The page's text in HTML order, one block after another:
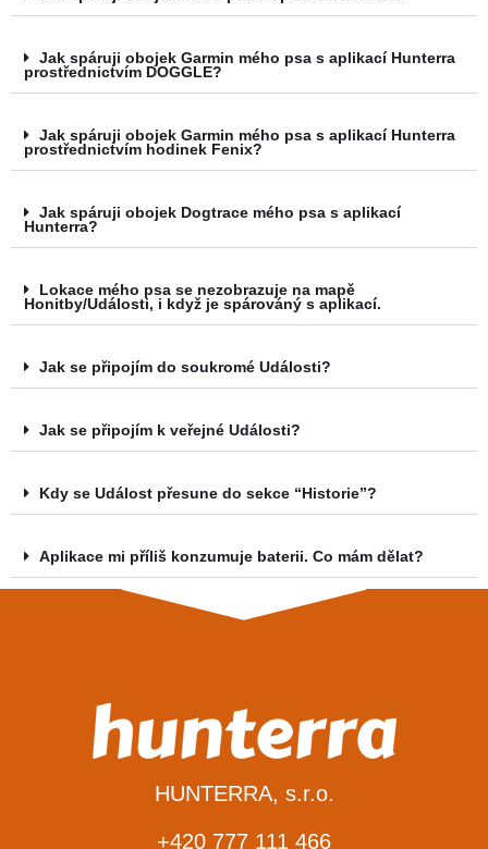
Jak spáruji obojek Garmin mého psa s aplikací Hunterra
prostřednictvím DOGGLE?
Jak spáruji obojek Garmin mého psa s aplikací Hunterra
prostřednictvím hodinek Fenix?
Jak spáruji obojek Dogtrace mého psa s aplikací
Hunterra?
Lokace mého psa se nezobrazuje na mapě
Honitby/Události, i když je spárováný s aplikací.
Jak se připojím do soukromé Události?
Jak se připojím k veřejné Události?
Kdy se Událost přesune do sekce “Historie”?
Aplikace mi příliš konzumuje baterii. Co mám dělat?
HUNTERRA, s.r.o.
+420 777 111 466